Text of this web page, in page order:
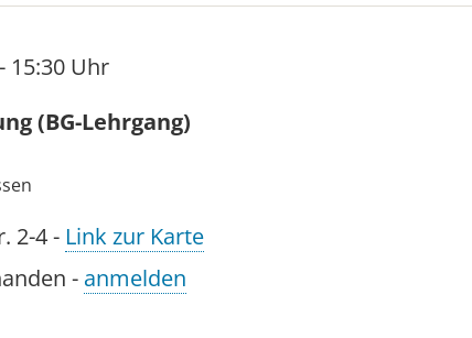
15:30 Uhr
(BG-Lehrgang)
2-4- Link zur Karte
- anmelden